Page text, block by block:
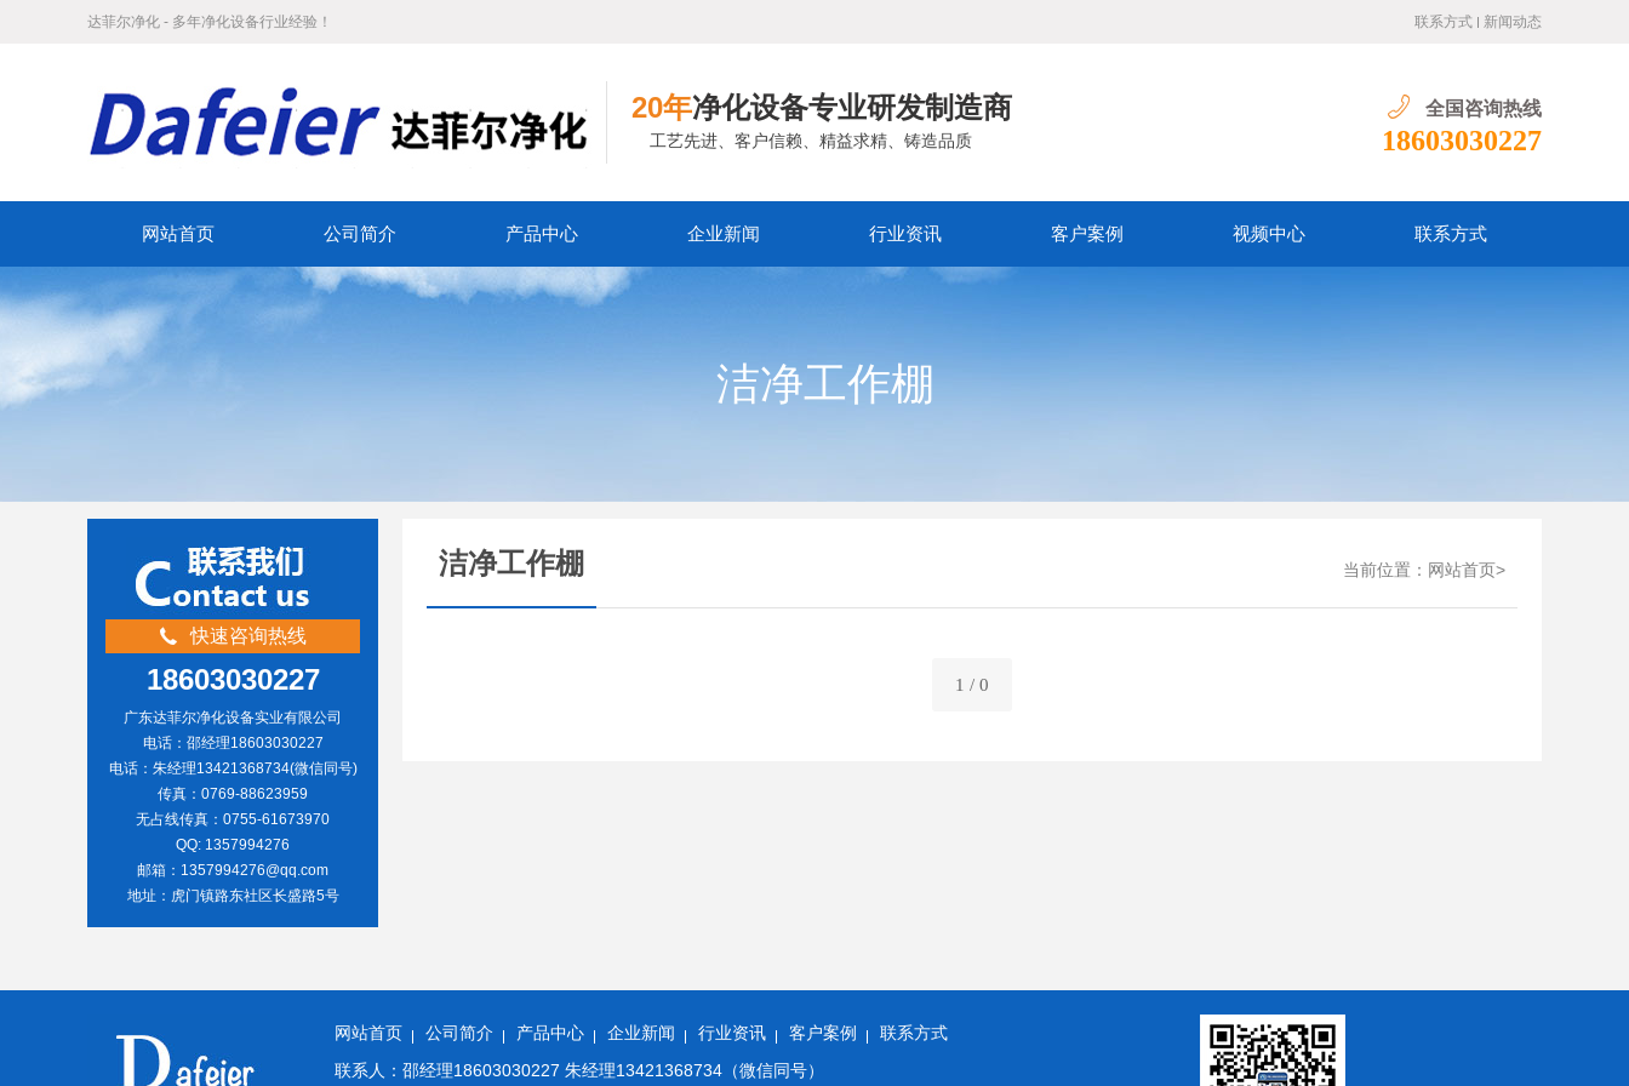
达菲尔净化 - 多年净化设备行业经验！ 联系方式 新闻动态
20年净化设备专业研发制造商
工艺先进、客户信赖、精益求精、铸造品质
全国咨询热线
18603030227
网站首页 公司简介 产品中心 企业新闻 行业资讯 客户案例 视频中心 联系方式
洁净工作棚
快速咨询热线
18603030227
广东达菲尔净化设备实业有限公司
电话：邵经理18603030227
电话：朱经理13421368734(微信同号)
传真：0769-88623959
无占线传真：0755-61673970
QQ: 1357994276
邮箱：1357994276@qq.com
地址：虎门镇路东社区长盛路5号
洁净工作棚 当前位置： 网站首页 >
1 / 0
网站首页 公司简介 产品中心 企业新闻 行业资讯 客户案例 联系方式
联系人：邵经理18603030227 朱经理13421368734（微信同号）